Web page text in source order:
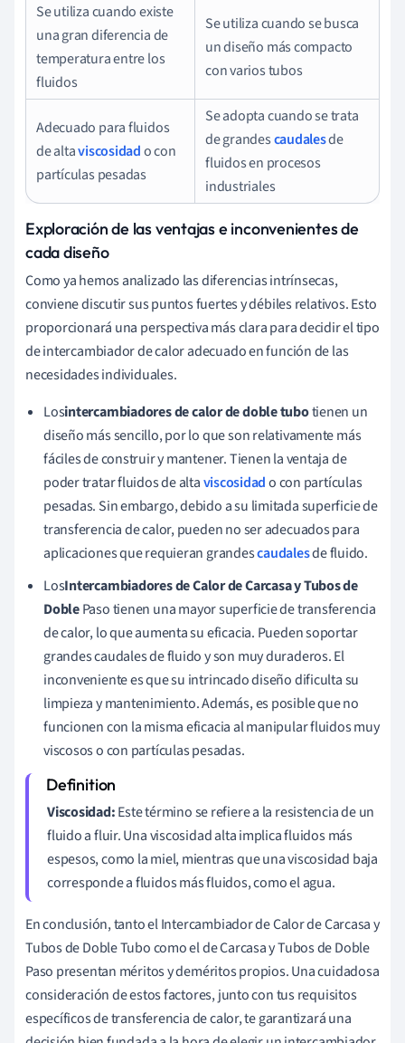
Se utiliza cuando existe
una gran diferencia de
temperatura entre los
fluidos
Se utiliza cuando se busca
un diseño más compacto
con varios tubos
Adecuado para fluidos
de altaviscosidado con
partículas pesadas
Se adopta cuando se trata
de grandescaudalesde
fluidos en procesos
industriales
Exploración de las ventajas e inconvenientes de
cada diseño
Como ya hemos analizado las diferencias intrínsecas,
conviene discutir sus puntos fuertes y débiles relativos. Esto
proporcionará una perspectiva más clara para decidir el tipo
de intercambiador de calor adecuado en función de las
necesidades individuales.
Losintercambiadores de calor de doble tubotienen un
diseño más sencillo, por lo que son relativamente más
fáciles de construir y mantener. Tienen la ventaja de
poder tratar fluidos de altaviscosidado con partículas
pesadas. Sin embargo, debido a su limitada superficie de
transferencia de calor, pueden no ser adecuados para
aplicaciones que requieran grandescaudalesde fluido.
LosIntercambiadores de Calor de Carcasa y Tubos de
DoblePaso tienen una mayor superficie de transferencia
de calor, lo que aumenta su eficacia. Pueden soportar
grandes caudales de fluido y son muy duraderos. El
inconveniente es que su intrincado diseño dificulta su
limpieza y mantenimiento. Además, es posible que no
funcionen con la misma eficacia al manipular fluidos muy
viscosos o con partículas pesadas.
Viscosidad:Este término se refiere a la resistencia de un
fluido a fluir. Una viscosidad alta implica fluidos más
espesos, como la miel, mientras que una viscosidad baja
corresponde a fluidos más fluidos, como el agua.
En conclusión, tanto el Intercambiador de Calor de Carcasa y
Tubos de Doble Tubo como el de Carcasa y Tubos de Doble
Paso presentan méritos y deméritos propios. Una cuidadosa
consideración de estos factores, junto con tus requisitos
específicos de transferencia de calor, te garantizará una